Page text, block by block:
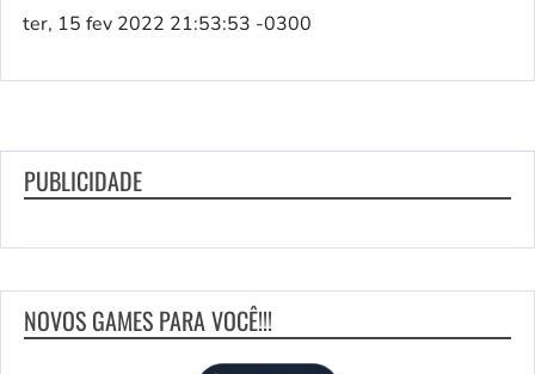
ter, 15 fev 2022 21:53:53 -0300
PUBLICIDADE
NOVOS GAMES PARA VOCÊ!!!